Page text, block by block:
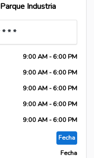
Industria
* * *
9:00AM - 6:00PM
9:00AM - 6:00PM
9:00AM - 6:00PM
9:00AM - 6:00PM
9:00AM - 6:00PM
Fecha
Fecha